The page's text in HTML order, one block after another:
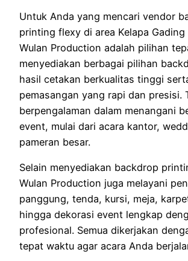
Untuk Anda yang mencari vendor
printing flexy di area Kelapa Gading
Wulan Production adalah pilihan
menyediakan berbagai pilihan
hasil cetakan berkualitas tinggi
pemasangan yang rapi dan presisi.
berpengalaman dalam menangani
event, mulai dari acara kantor,
pameran besar.
Selain menyediakan backdrop
Wulan Production juga melayani
panggung, tenda, kursi, meja,
hingga dekorasi event lengkap
profesional. Semua dikerjakan
tepat waktu agar acara Anda